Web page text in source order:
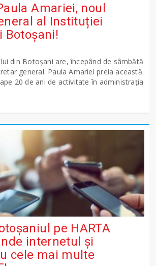
Amariei, noul
al Instituției
Botoșani!
din Botoșani are, începând de sâmbătă
general. Paula Amariei preia această
20 de ani de activitate în administrația
pe HARTA
internetul și
cele mai multe